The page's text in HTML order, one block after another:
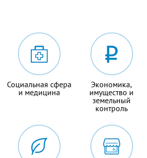
Социальная сфера
и медицина
Экономика,
имущество и
земельный
контроль